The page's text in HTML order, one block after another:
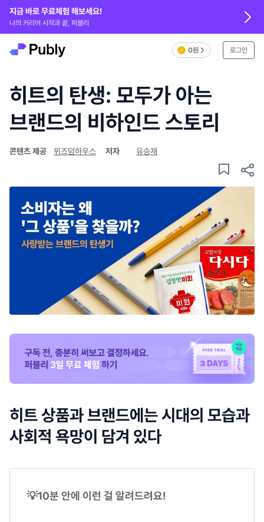
지금 바로 무료체험 해보세요!
나의 커리어 시작과 끝, 퍼블리
0원 로그인
히트의 탄생: 모두가 아는
브랜드의 비하인드 스토리
콘텐츠 제공 위즈덤하우스 저자 유승재
히트 상품과 브랜드에는 시대의 모습과
사회적 욕망이 담겨 있다
💡10분 안에 이런 걸 알려드려요!